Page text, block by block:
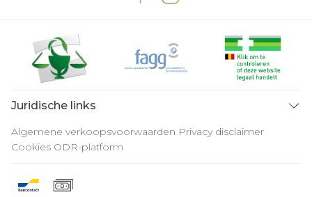
Juridische links
Algemene verkoopsvoorwaarden Privacy disclaimer
Cookies ODR-platform